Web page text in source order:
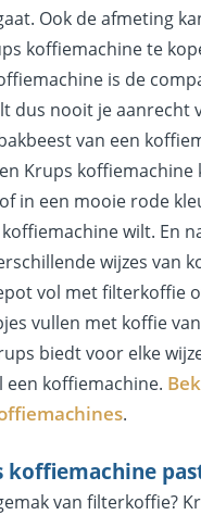
Ook de afmeting
koffiemachine te
is de
dus nooit je aanrecht
van een
Krups koffiemachine
in een mooie rode
wilt. En
wijzes van
vol met filterkoffie
vullen met koffie
biedt voor elke
een koffiemachine.
.
koffiemachine
van filterkoffie?